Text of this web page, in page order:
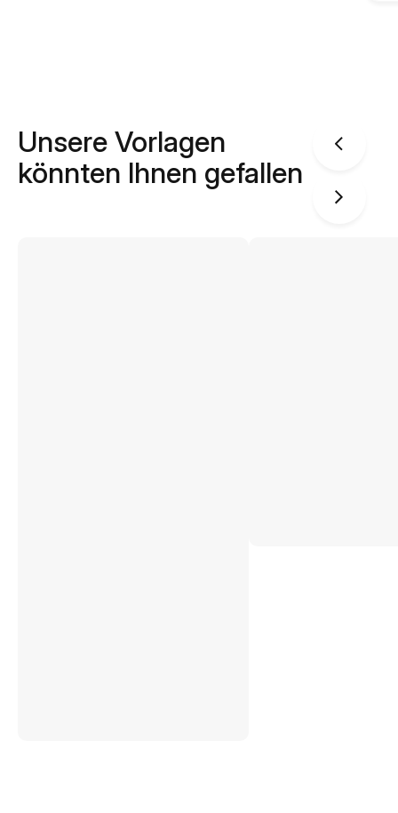
Unsere Vorlagen
könnten Ihnen gefallen